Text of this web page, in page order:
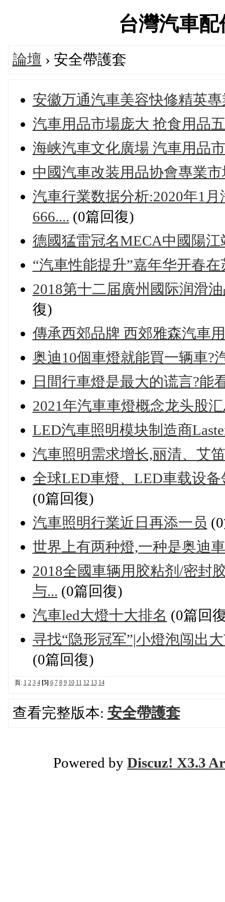
台灣汽車
論壇 › 安全帶護套
安徽万通汽車美容快修精英
汽車用品市場庞大 抢食用品
海峡汽車文化廣場 汽車用品
中國汽車改装用品协會專業
汽車行業数据分析:2020年1
666.... (0篇回復)
德國猛雷冠名MECA中國陽
“汽車性能提升”嘉年华开春
2018第十二届廣州國际润滑
復)
傳承西郊品牌 西郊雅森汽車
奥迪10個車燈就能買一辆車?
日間行車燈是最大的谎言?能
2021年汽車車燈概念龙头股
LED汽車照明模块制造商
汽車照明需求增长,丽清、艾
全球LED車燈、LED車载设
(0篇回復)
汽車照明行業近日再添一员
世界上有两种燈,一种是奥迪
2018全國車辆用胶粘剂/密封
与... (0篇回復)
汽車led大燈十大排名 (0篇回
寻找“隐形冠军”|小燈泡闯出
(0篇回復)
頁: 1 2 3 4 [5] 6 7 8 9 10 11 12 13 14
查看完整版本: 安全帶護套
Powered by Discuz! X3.3